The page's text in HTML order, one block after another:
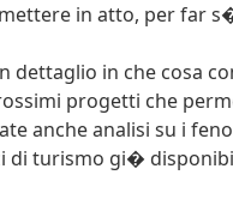
in atto, per far
dettaglio in che cosa
progetti che
anche analisi su i
di turismo gi�